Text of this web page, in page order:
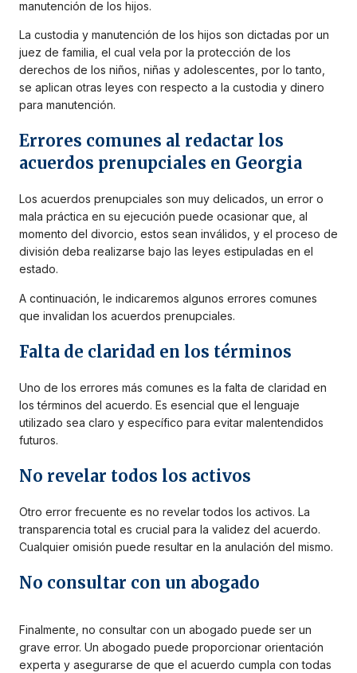
manutención de los hijos.
La custodia y manutención de los hijos son dictadas por un
juez de familia, el cual vela por la protección de los
derechos de los niños, niñas y adolescentes, por lo tanto,
se aplican otras leyes con respecto a la custodia y dinero
para manutención.
Errores comunes al redactar los
acuerdos prenupciales en Georgia
Los acuerdos prenupciales son muy delicados, un error o
mala práctica en su ejecución puede ocasionar que, al
momento del divorcio, estos sean inválidos, y el proceso de
división deba realizarse bajo las leyes estipuladas en el
estado.
A continuación, le indicaremos algunos errores comunes
que invalidan los acuerdos prenupciales.
Falta de claridad en los términos
Uno de los errores más comunes es la falta de claridad en
los términos del acuerdo. Es esencial que el lenguaje
utilizado sea claro y específico para evitar malentendidos
futuros.
No revelar todos los activos
Otro error frecuente es no revelar todos los activos. La
transparencia total es crucial para la validez del acuerdo.
Cualquier omisión puede resultar en la anulación del mismo.
No consultar con un abogado
Finalmente, no consultar con un abogado puede ser un
grave error. Un abogado puede proporcionar orientación
experta y asegurarse de que el acuerdo cumpla con todas